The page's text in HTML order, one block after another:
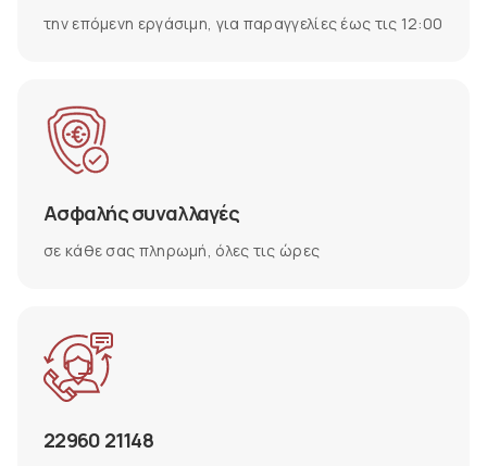
την επόμενη εργάσιμη, για παραγγελίες έως τις 12:00
Ασφαλής συναλλαγές
σε κάθε σας πληρωμή, όλες τις ώρες
22960 21148